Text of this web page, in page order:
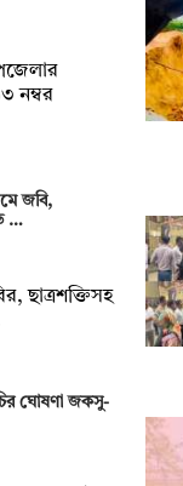
নম্বর
জবি,
…
ছাত্রশক্তিসহ
ঘোষণা জকসু-